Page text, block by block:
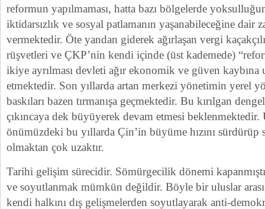
reformun yapılmaması, hatta bazı bölgelerde
iktidarsızlık ve sosyal patlamanın yaşanabileceğine dair
vermektedir. Öte yandan giderek ağırlaşan vergi
rüşvetleri ve ÇKP’nin kendi içinde (üst kademede)
ikiye ayrılması devleti ağır ekonomik ve güven kaybına
etmektedir. Son yıllarda artan merkezi yönetimin yerel
baskıları bazen tırmanışa geçmektedir. Bu kırılgan
çıkıncaya dek büyüyerek devam etmesi
önümüzdeki bu yıllarda Çin’in büyüme hızını sürdürüp
olmaktan çok uzaktır.
Tarihi gelişim sürecidir. Sömürgecilik dönemi
ve soyutlanmak mümkün değildir. Böyle bir uluslar
kendi halkını dış gelişmelerden soyutlayarak anti-